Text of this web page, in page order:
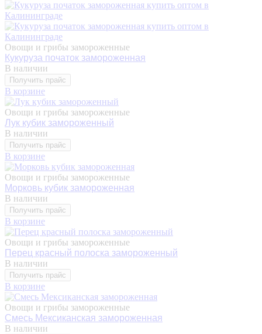
Овощи и грибы замороженные
Кукуруза початок замороженная
В наличии
Получить прайс
В корзине
Овощи и грибы замороженные
Лук кубик замороженный
В наличии
Получить прайс
В корзине
Овощи и грибы замороженные
Морковь кубик замороженная
В наличии
Получить прайс
В корзине
Овощи и грибы замороженные
Перец красный полоска замороженный
В наличии
Получить прайс
В корзине
Овощи и грибы замороженные
Смесь Мексиканская замороженная
В наличии